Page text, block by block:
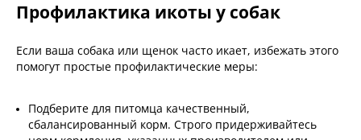
Профилактика икоты у собак
Если ваша собака или щенок часто икает, избежать этого
помогут простые профилактические меры:
Подберите для питомца качественный,
сбалансированный корм. Строго придерживайтесь